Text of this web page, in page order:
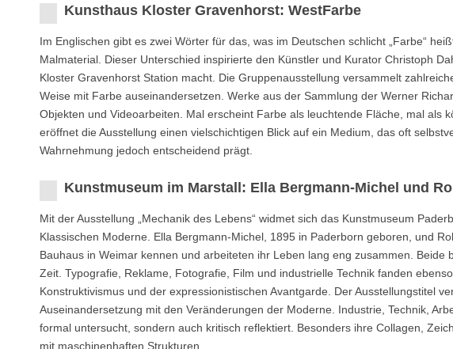
Kunsthaus Kloster Gravenhorst: WestFarbe
Im Englischen gibt es zwei Wörter für das, was im Deutschen schlicht „Farbe“
Malmaterial. Dieser Unterschied inspirierte den Künstler und Kurator Christoph
Kloster Gravenhorst Station macht. Die Gruppenausstellung versammelt
Weise mit Farbe auseinandersetzen. Werke aus der Sammlung der Werner
Objekten und Videoarbeiten. Mal erscheint Farbe als leuchtende Fläche, mal als
eröffnet die Ausstellung einen vielschichtigen Blick auf ein Medium, das oft
Wahrnehmung jedoch entscheidend prägt.
Kunstmuseum im Marstall: Ella Bergmann-Michel und
Mit der Ausstellung „Mechanik des Lebens“ widmet sich das Kunstmuseum
Klassischen Moderne. Ella Bergmann-Michel, 1895 in Paderborn geboren, und
Bauhaus in Weimar kennen und arbeiteten ihr Leben lang eng zusammen.
Zeit. Typografie, Reklame, Fotografie, Film und industrielle Technik fanden
Konstruktivismus und der expressionistischen Avantgarde. Der Ausstellungstitel
Auseinandersetzung mit den Veränderungen der Moderne. Industrie, Technik,
formal untersucht, sondern auch kritisch reflektiert. Besonders ihre Collagen,
mit maschinenhaften Strukturen.